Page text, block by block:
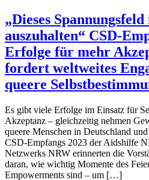
„Dieses
auszuhalten“ CSD-
Erfolge für mehr
fordert weltweites
queere
Es gibt viele Erfolge im Einsatz für
Akzeptanz – gleichzeitig nehmen
queere Menschen in Deutschland
CSD-Empfangs 2023 der Aidshilfe
Netzwerks NRW erinnerten die
daran, wie wichtig Momente des
Empowerments sind – um […]